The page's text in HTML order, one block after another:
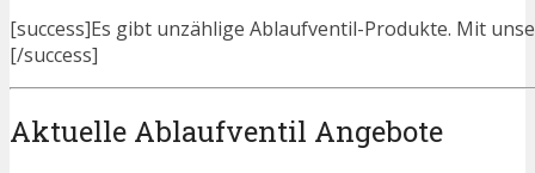
[success]Es gibt unzählige Ablaufventil-Produkte. Mit
[/success]
Aktuelle Ablaufventil Angebote